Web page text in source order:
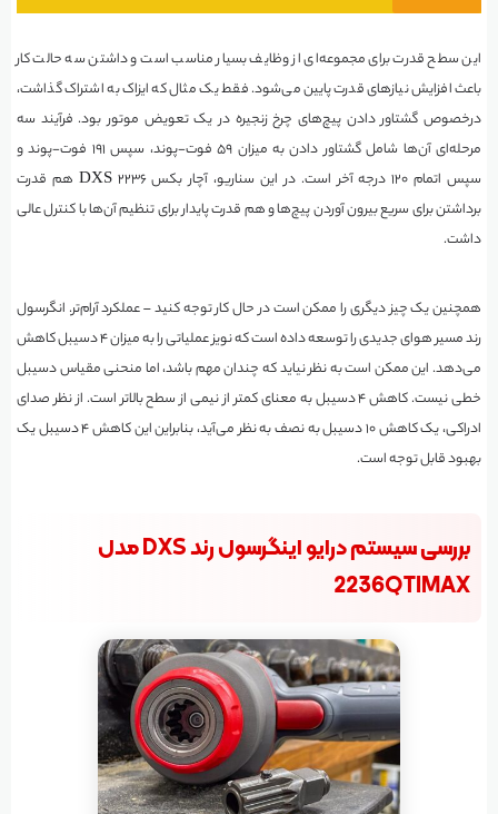
این سطح قدرت برای مجموعه‌ای از وظایف بسیار مناسب است و داشتن سه حالت کار
باعث افزایش نیازهای قدرت پایین می‌شود. فقط یک مثال که ایزاک به اشتراک گذاشت،
درخصوص گشتاور دادن پیچ‌های چرخ زنجیره در یک تعویض موتور بود. فرآیند سه
مرحله‌ای آن‌ها شامل گشتاور دادن به میزان ۵۹ فوت-پوند، سپس ۱۹۱ فوت-پوند و
سپس اتمام ۱۲۰ درجه آخر است. در این سناریو، آچار بکس ۲۲۳۶ DXS هم قدرت
برداشتن برای سریع بیرون آوردن پیچ‌ها و هم قدرت پایدار برای تنظیم آن‌ها با کنترل عالی
داشت.
همچنین یک چیز دیگری را ممکن است در حال کار توجه کنید – عملکرد آرام‌تر. انگرسول
رند مسیر هوای جدیدی را توسعه داده است که نویز عملیاتی را به میزان ۴ دسیبل کاهش
می‌دهد. این ممکن است به نظر نیاید که چندان مهم باشد، اما منحنی مقیاس دسیبل
خطی نیست. کاهش ۴ دسیبل به معنای کمتر از نیمی از سطح بالاتر است. از نظر صدای
ادراکی، یک کاهش ۱۰ دسیبل به نصف به نظر می‌آید، بنابراین این کاهش ۴ دسیبل یک
بهبود قابل توجه است.
بررسی سیستم درایو اینگرسول رند DXS مدل
2236QTIMAX